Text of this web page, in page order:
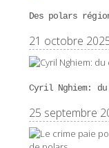
Des polars
21 octobre
Cyril Nghiem:
25 septembre